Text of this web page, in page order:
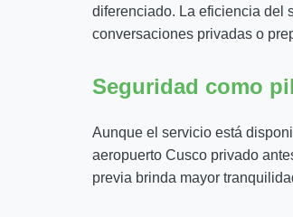
diferenciado. La eficiencia del
conversaciones privadas o
Seguridad como
Aunque el servicio está
aeropuerto Cusco privado
previa brinda mayor